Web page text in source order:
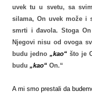
uvek tu u svetu, sa
silama, On uvek može i
smrti i đavola. Stoga On
Njegovi nisu od ovoga
budu jedno „kao“ što je
budu „kao“ On.“
A mi smo prestali da